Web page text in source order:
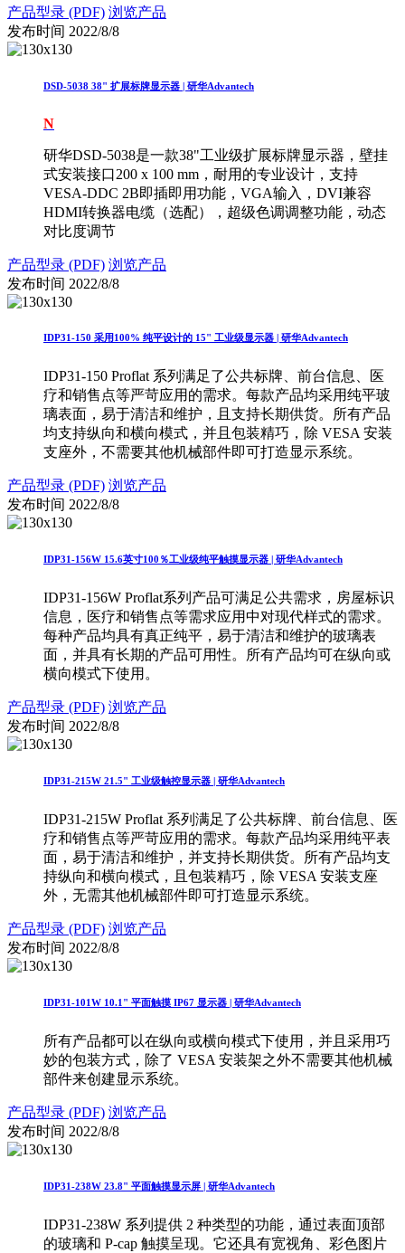
产品型录 (PDF) 浏览产品
发布时间 2022/8/8
DSD-5038 38" 扩展标牌显示器 | 研华Advantech
N
研华DSD-5038是一款38"工业级扩展标牌显示器，壁挂
式安装接口200 x 100 mm，耐用的专业设计，支持
VESA-DDC 2B即插即用功能，VGA输入，DVI兼容
HDMI转换器电缆（选配），超级色调调整功能，动态
对比度调节
产品型录 (PDF) 浏览产品
发布时间 2022/8/8
IDP31-150 采用100% 纯平设计的 15" 工业级显示器 | 研华Advantech
IDP31-150 Proflat 系列满足了公共标牌、前台信息、医
疗和销售点等严苛应用的需求。每款产品均采用纯平玻
璃表面，易于清洁和维护，且支持长期供货。所有产品
均支持纵向和横向模式，并且包装精巧，除 VESA 安装
支座外，不需要其他机械部件即可打造显示系统。
产品型录 (PDF) 浏览产品
发布时间 2022/8/8
IDP31-156W 15.6英寸100％工业级纯平触摸显示器 | 研华Advantech
IDP31-156W Proflat系列产品可满足公共需求，房屋标识
信息，医疗和销售点等需求应用中对现代样式的需求。
每种产品均具有真正纯平，易于清洁和维护的玻璃表
面，并具有长期的产品可用性。所有产品均可在纵向或
横向模式下使用。
产品型录 (PDF) 浏览产品
发布时间 2022/8/8
IDP31-215W 21.5" 工业级触控显示器 | 研华Advantech
IDP31-215W Proflat 系列满足了公共标牌、前台信息、医
疗和销售点等严苛应用的需求。每款产品均采用纯平表
面，易于清洁和维护，并支持长期供货。所有产品均支
持纵向和横向模式，且包装精巧，除 VESA 安装支座
外，无需其他机械部件即可打造显示系统。
产品型录 (PDF) 浏览产品
发布时间 2022/8/8
IDP31-101W 10.1" 平面触摸 IP67 显示器 | 研华Advantech
所有产品都可以在纵向或横向模式下使用，并且采用巧
妙的包装方式，除了 VESA 安装架之外不需要其他机械
部件来创建显示系统。
产品型录 (PDF) 浏览产品
发布时间 2022/8/8
IDP31-238W 23.8" 平面触摸显示屏 | 研华Advantech
IDP31-238W 系列提供 2 种类型的功能，通过表面顶部
的玻璃和 P-cap 触摸呈现。它还具有宽视角、彩色图片